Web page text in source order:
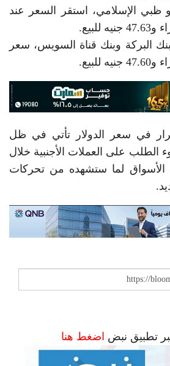
الإسلامي، استقر السعر عند
البركة وبنك قناة السويس، سعر
في سعر الدولار تأتي في ظل
الطلب على العملات الأجنبية خلال
لما ستشهده من تحركات
عبر تطبيق نبض اضغط هنا